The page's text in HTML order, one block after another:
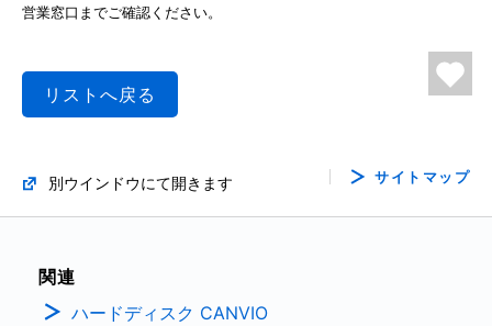
営業窓口までご確認ください。
リストへ戻る
別ウインドウにて開きます サイトマップ
関連
ハードディスク CANVIO